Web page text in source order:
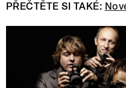
PŘEČTĚTE SI TAKÉ: